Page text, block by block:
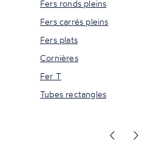
Fers ronds pleins
Fers carrés pleins
Fers plats
Cornières
Fer T
Tubes rectangles